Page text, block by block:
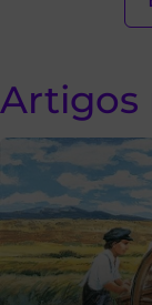
Artigos